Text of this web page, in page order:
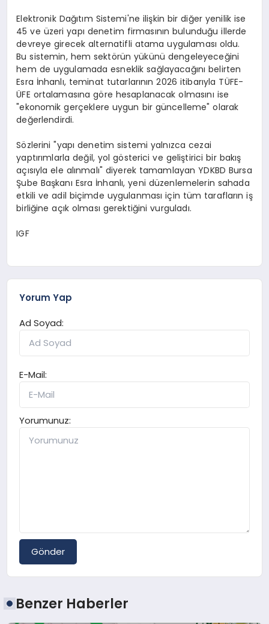
Elektronik Dağıtım Sistemi'ne ilişkin bir diğer yenilik ise
45 ve üzeri yapı denetim firmasının bulunduğu illerde
devreye girecek alternatifli atama uygulaması oldu.
Bu sistemin, hem sektörün yükünü dengeleyeceğini
hem de uygulamada esneklik sağlayacağını belirten
Esra İnhanlı, teminat tutarlarının 2026 itibarıyla TÜFE-
ÜFE ortalamasına göre hesaplanacak olmasını ise
"ekonomik gerçeklere uygun bir güncelleme" olarak
değerlendirdi.
Sözlerini "yapı denetim sistemi yalnızca cezai
yaptırımlarla değil, yol gösterici ve geliştirici bir bakış
açısıyla ele alınmalı" diyerek tamamlayan YDKBD Bursa
Şube Başkanı Esra İnhanlı, yeni düzenlemelerin sahada
etkili ve adil biçimde uygulanması için tüm tarafların iş
birliğine açık olması gerektiğini vurguladı.
IGF
Yorum Yap
Ad Soyad:
E-Mail:
Yorumunuz:
Gönder
Benzer Haberler